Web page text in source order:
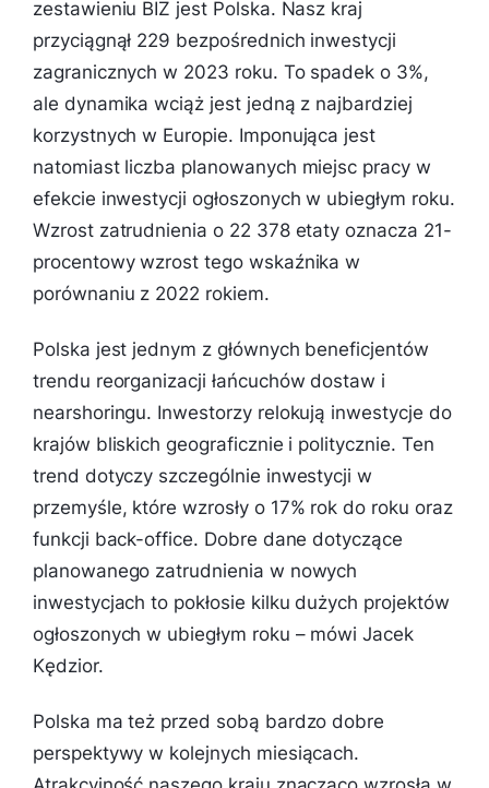
zestawieniu BIZ jest Polska. Nasz kraj
przyciągnął 229 bezpośrednich inwestycji
zagranicznych w 2023 roku. To spadek o 3%,
ale dynamika wciąż jest jedną z najbardziej
korzystnych w Europie. Imponująca jest
natomiast liczba planowanych miejsc pracy w
efekcie inwestycji ogłoszonych w ubiegłym roku.
Wzrost zatrudnienia o 22 378 etaty oznacza 21-
procentowy wzrost tego wskaźnika w
porównaniu z 2022 rokiem.
Polska jest jednym z głównych beneficjentów
trendu reorganizacji łańcuchów dostaw i
nearshoringu. Inwestorzy relokują inwestycje do
krajów bliskich geograficznie i politycznie. Ten
trend dotyczy szczególnie inwestycji w
przemyśle, które wzrosły o 17% rok do roku oraz
funkcji back-office. Dobre dane dotyczące
planowanego zatrudnienia w nowych
inwestycjach to pokłosie kilku dużych projektów
ogłoszonych w ubiegłym roku – mówi Jacek
Kędzior.
Polska ma też przed sobą bardzo dobre
perspektywy w kolejnych miesiącach.